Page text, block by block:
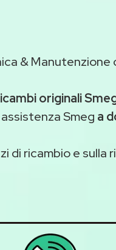
& Manutenzione
originali
Smeg a
di ricambio e sulla